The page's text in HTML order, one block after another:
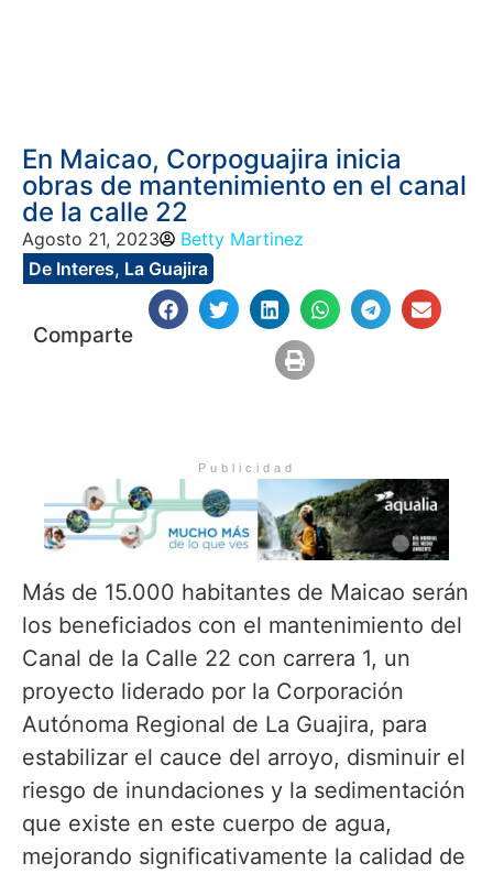
En Maicao, Corpoguajira inicia
obras de mantenimiento en el canal
de la calle 22
Agosto 21, 2023
Betty Martinez
De Interes, La Guajira
Comparte
Publicidad
Más de 15.000 habitantes de Maicao serán
los beneficiados con el mantenimiento del
Canal de la Calle 22 con carrera 1, un
proyecto liderado por la Corporación
Autónoma Regional de La Guajira, para
estabilizar el cauce del arroyo, disminuir el
riesgo de inundaciones y la sedimentación
que existe en este cuerpo de agua,
mejorando significativamente la calidad de